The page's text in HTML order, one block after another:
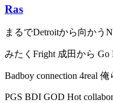
Ras
まるでDetroitから向かう
みたくFright 成田から Go
Badboy connection 4real
PGS BDI GOD Hot